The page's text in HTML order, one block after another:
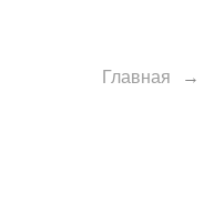
Главная →